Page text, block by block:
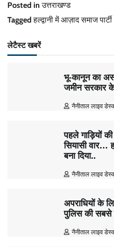
Posted inउत्तराखण्ड
Taggedहल्द्वानी में आज़ाद समाज
लेटैस्ट खबरें
भू-कानून का
जमीन सरकार
नैनीताल लाइव
पहले गाड़ियों
सियासी वार…
बना दिया..
नैनीताल लाइव
अपराधियों के
पुलिस की सबसे
नैनीताल लाइव